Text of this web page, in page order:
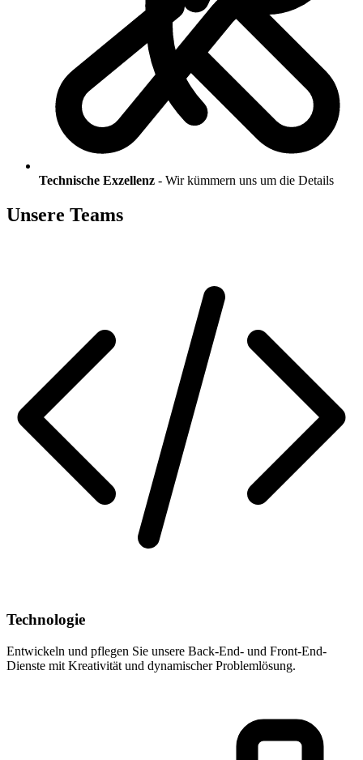
Technische Exzellenz - Wir kümmern uns um die Details
Unsere Teams
Technologie
Entwickeln und pflegen Sie unsere Back-End- und Front-End-
Dienste mit Kreativität und dynamischer Problemlösung.